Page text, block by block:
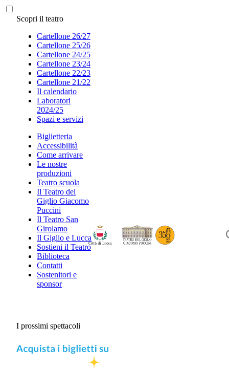
Scopri il teatro
Cartellone 26/27
Cartellone 25/26
Cartellone 24/25
Cartellone 23/24
Cartellone 22/23
Cartellone 21/22
Il calendario
Laboratori
2024/25
Spazi e servizi
Biglietteria
Accessibilità
Come arrivare
Le nostre
produzioni
Teatro scuola
Il Teatro del
Giglio Giacomo
Puccini
Il Teatro San
Girolamo
Il Giglio e Lucca
Sostieni il Teatro
Biblioteca
Contatti
Sostenitori e
sponsor
I prossimi spettacoli